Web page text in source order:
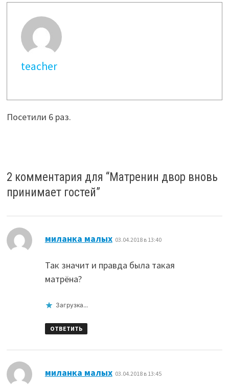
teacher
Посетили 6 раз.
2 комментария для “Матренин двор вновь
принимает гостей”
миланка малых: 03.04.2018 в 13:40
Так значит и правда была такая
матрёна?
Загрузка...
ОТВЕТИТЬ
миланка малых: 03.04.2018 в 13:45